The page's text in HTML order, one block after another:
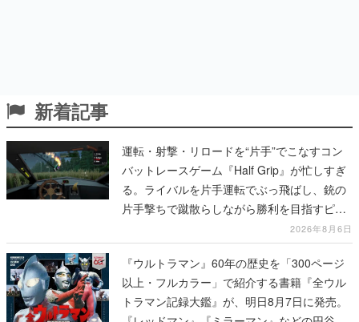
新着記事
運転・射撃・リロードを“片手”でこなすコン
バットレースゲーム『Half Grip』が忙しすぎ
る。ライバルを片手運転でぶっ飛ばし、銃の
片手撃ちで蹴散らしながら勝利を目指すピク
2026年8月6日
『ウルトラマン』60年の歴史を「300ページ
以上・フルカラー」で紹介する書籍『全ウル
トラマン記録大鑑』が、明日8月7日に発売。